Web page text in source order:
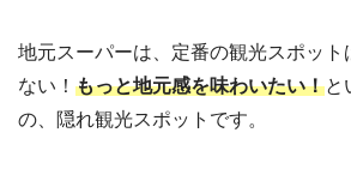
地元スーパーは、定番の観光スポット
ない！ もっと地元感を味わいたい！と
の、隠れ観光スポットです。